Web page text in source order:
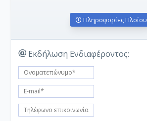
Πληροφορίες Πλοίου
Εκδήλωση Ενδιαφέροντος: